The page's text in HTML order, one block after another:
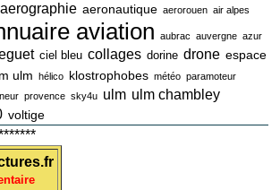
aerographie aeronautique aerorouen air alpes
aviation aubrac auvergne azur
ciel bleu collages dorine drone espace
ulm hélico klostrophobes météo paramoteur
provence sky4u ulm ulm chambley
voltige